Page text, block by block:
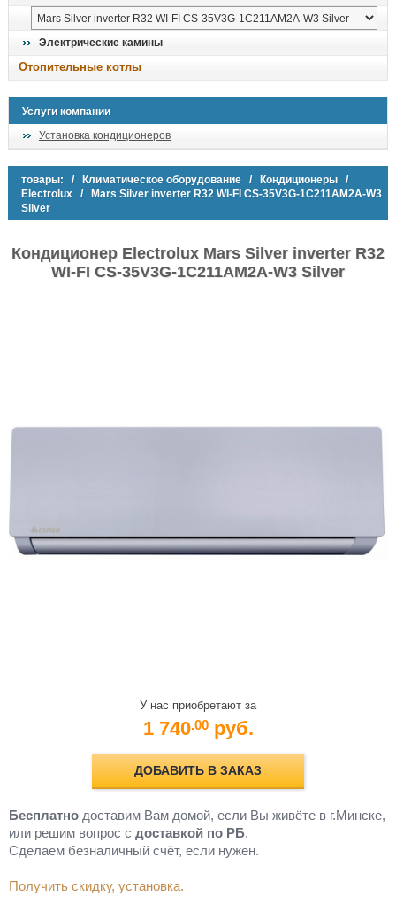
Электрические камины
Отопительные котлы
Услуги компании
Установка кондиционеров
товары: / Климатическое оборудование / Кондиционеры /
Electrolux / Mars Silver inverter R32 WI-FI CS-35V3G-1C211AM2A-W3
Silver
Кондиционер Electrolux Mars Silver inverter R32
WI-FI CS-35V3G-1C211AM2A-W3 Silver
У нас приобретают за
1 740.00 руб.
ДОБАВИТЬ В ЗАКАЗ
Бесплатно доставим Вам домой, если Вы живёте в г.Минске,
или решим вопрос с доставкой по РБ.
Cделаем безналичный счёт, если нужен.
Получить скидку, установка.